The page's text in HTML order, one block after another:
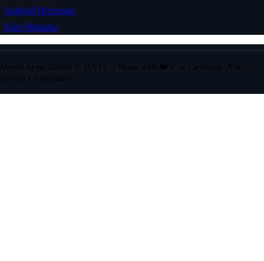
Android Developer
Sales Manager
Meyer Apps GmbH © {{Y}}. – Made with ❤️💡 in Germany. Alle
Rechte vorbehalten